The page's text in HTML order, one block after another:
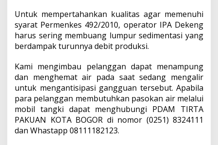
Untuk mempertahankan kualitas agar memenuhi
syarat Permenkes 492/2010, operator IPA Dekeng
harus sering membuang lumpur sedimentasi yang
berdampak turunnya debit produksi.
Kami mengimbau pelanggan dapat menampung
dan menghemat air pada saat sedang mengalir
untuk mengantisipasi gangguan tersebut. Apabila
para pelanggan membutuhkan pasokan air melalui
mobil tangki dapat menghubungi PDAM TIRTA
PAKUAN KOTA BOGOR di nomor (0251) 8324111
dan Whastapp 08111182123.